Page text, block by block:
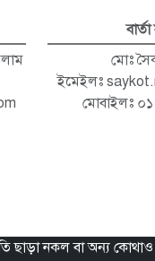
মোঃ
ইমেইলঃ
মোবাইলঃ
ছাড়া নকল বা অন্য কোথাও